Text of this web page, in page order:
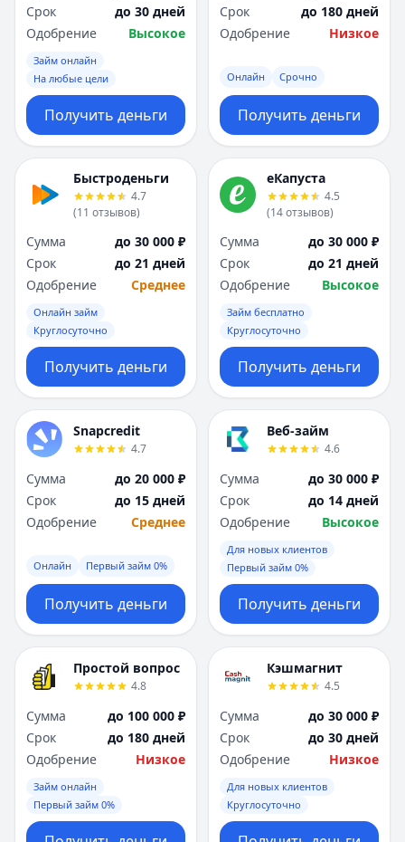
Срок
до 30 дней
Одобрение
Высокое
Займ онлайн
На любые цели
Получить деньги
Срок
до 180 дней
Одобрение
Низкое
Онлайн Срочно
Получить деньги
Быстроденьги
4.7
(11 отзывов)
Сумма
до 30 000 ₽
Срок
до 21 дней
Одобрение
Среднее
Онлайн займ
Круглосуточно
Получить деньги
еКапуста
4.5
(14отзывов)
Сумма
до 30 000 ₽
Срок
до 21 дней
Одобрение
Высокое
Займ бесплатно
Круглосуточно
Получить деньги
Snapcredit
4.7
Сумма
до 20 000 ₽
Срок
до 15 дней
Одобрение
Среднее
Онлайн Первый займ 0%
Получить деньги
Веб-займ
4.6
Сумма
до 30 000 ₽
Срок
до 14 дней
Одобрение
Высокое
Для новых клиентов
Первый займ 0%
Получить деньги
Простой вопрос
4.8
Сумма
до 100 000 ₽
Срок
до 180 дней
Одобрение
Низкое
Займ онлайн
Первый займ 0%
Кэшмагнит
4.5
Сумма
до 30 000 ₽
Срок
до 30 дней
Одобрение
Низкое
Для новых клиентов
Круглосуточно